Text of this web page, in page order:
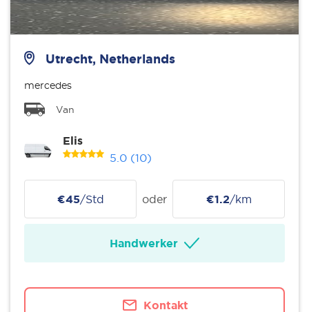
Utrecht, Netherlands
mercedes
Van
Elis
5.0 (10)
€45/Std oder €1.2/km
Handwerker
Kontakt